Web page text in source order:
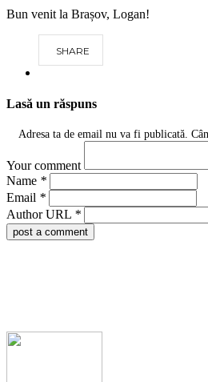
Bun venit la Brașov, Logan!
SHARE
Lasă un răspuns
Adresa ta de email nu va fi publicată.
Your comment
Name *
Email *
Author URL *
post a comment